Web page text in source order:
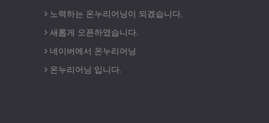
노력하는 온누리어닝이 되겠습니다.
새롭게 오픈하였습니다.
네이버에서 온누리어닝
온누리어닝 입니다.